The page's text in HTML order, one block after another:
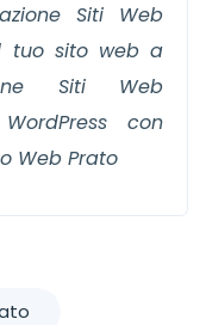
Siti Web
tuo sito web a
Siti Web
con
Web Prato